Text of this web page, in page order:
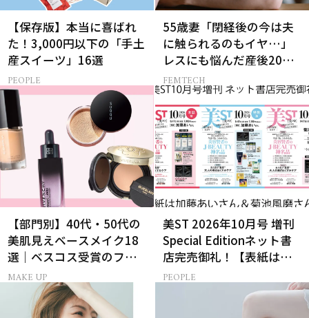
【保存版】本当に喜ばれ
た！3,000円以下の「手土
産スイーツ」16選
PEOPLE
55歳妻「閉経後の今は夫
に触られるのもイヤ…」
レスにも悩んだ産後20年
の葛藤
FEMTECH
【部門別】40代・50代の
美肌見えベースメイク18
選｜ベスコス受賞のファ
ンデ・下地・パウダー
MAKE UP
美ST 2026年10月号 増刊
Special Editionネット書
店完売御礼！【表紙は加
藤あいさん＆菊池風磨さ
PEOPLE